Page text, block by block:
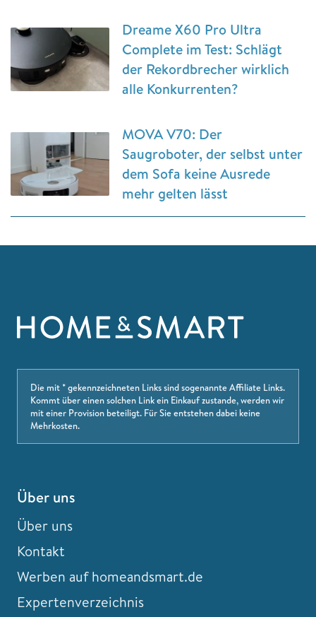
Dreame X60 Pro Ultra
Complete im Test: Schlägt
der Rekordbrecher wirklich
alle Konkurrenten?
MOVA V70: Der
Saugroboter, der selbst unter
dem Sofa keine Ausrede
mehr gelten lässt
Die mit * gekennzeichneten Links sind sogenannte Affiliate Links.
Kommt über einen solchen Link ein Einkauf zustande, werden wir
mit einer Provision beteiligt. Für Sie entstehen dabei keine
Mehrkosten.
Über uns
Über uns
Kontakt
Werben auf homeandsmart.de
Expertenverzeichnis